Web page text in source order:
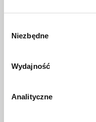
zgody
Niezbędne
Wydajność
Analityczne
520 000 PLN